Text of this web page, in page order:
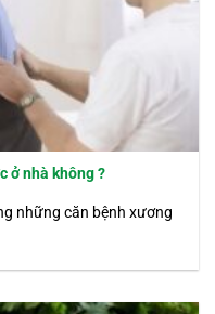
ở nhà không ?
những căn bệnh xương